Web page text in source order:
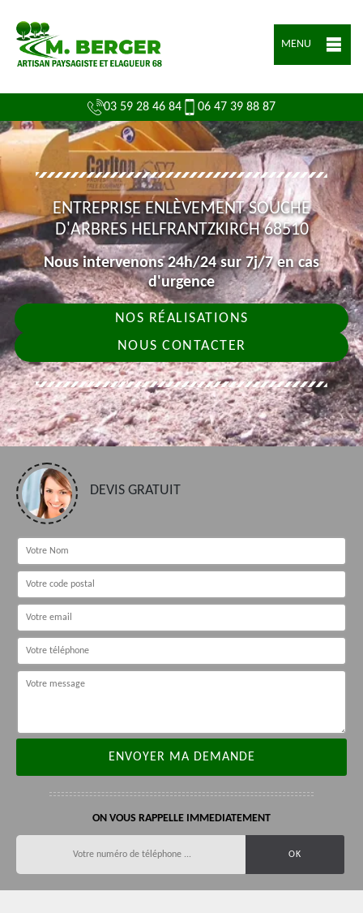
MENU
03 59 28 46 84 06 47 39 88 87
ENTREPRISE ENLÈVEMENT SOUCHE
D'ARBRES HELFRANTZKIRCH 68510
Nous intervenons 24h/24 sur 7j/7 en cas
d'urgence
NOS RÉALISATIONS
NOUS CONTACTER
DEVIS GRATUIT
ON VOUS RAPPELLE IMMEDIATEMENT